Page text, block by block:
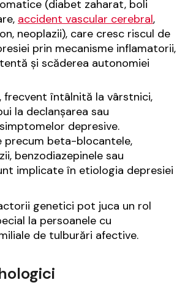
(diabet zaharat, boli
accident vascular cerebral,
neoplazii), care cresc riscul de
prin mecanisme inflamatorii,
și scăderea autonomiei
frecvent întâlnită la vârstnici,
la declanșarea sau
depresive.
precum beta-blocantele,
benzodiazepinele sau
implicate în etiologia depresiei
genetici pot juca un rol
la persoanele cu
de tulburări afective.